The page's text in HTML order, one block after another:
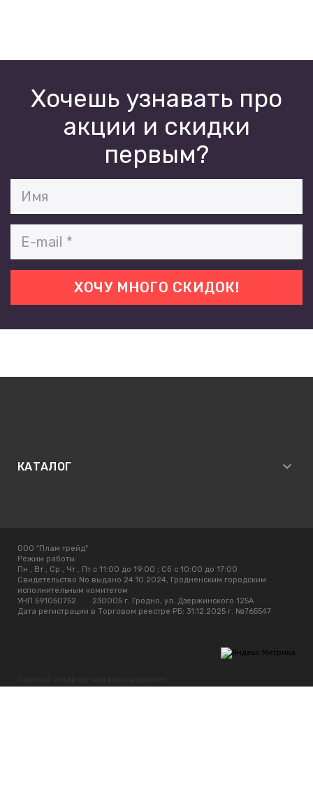
Хочешь узнавать про
акции и скидки
первым?
КАТАЛОГ
ООО "Плам трейд"
Режим работы:
Пн , Вт , Ср , Чт , Пт c 11:00 до 19:00 ; Сб c 10:00 до 17:00
Свидетельство No выдано 24.10.2024, Гродненским городским
исполнительным комитетом
УНП 591050752
230005 г. Гродно, ул. Дзержинского 125А
Дата регистрации в Торговом реестре РБ: 31.12.2025 г. №765547